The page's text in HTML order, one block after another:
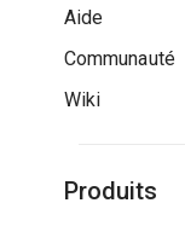
Aide
Communauté
Wiki
Produits